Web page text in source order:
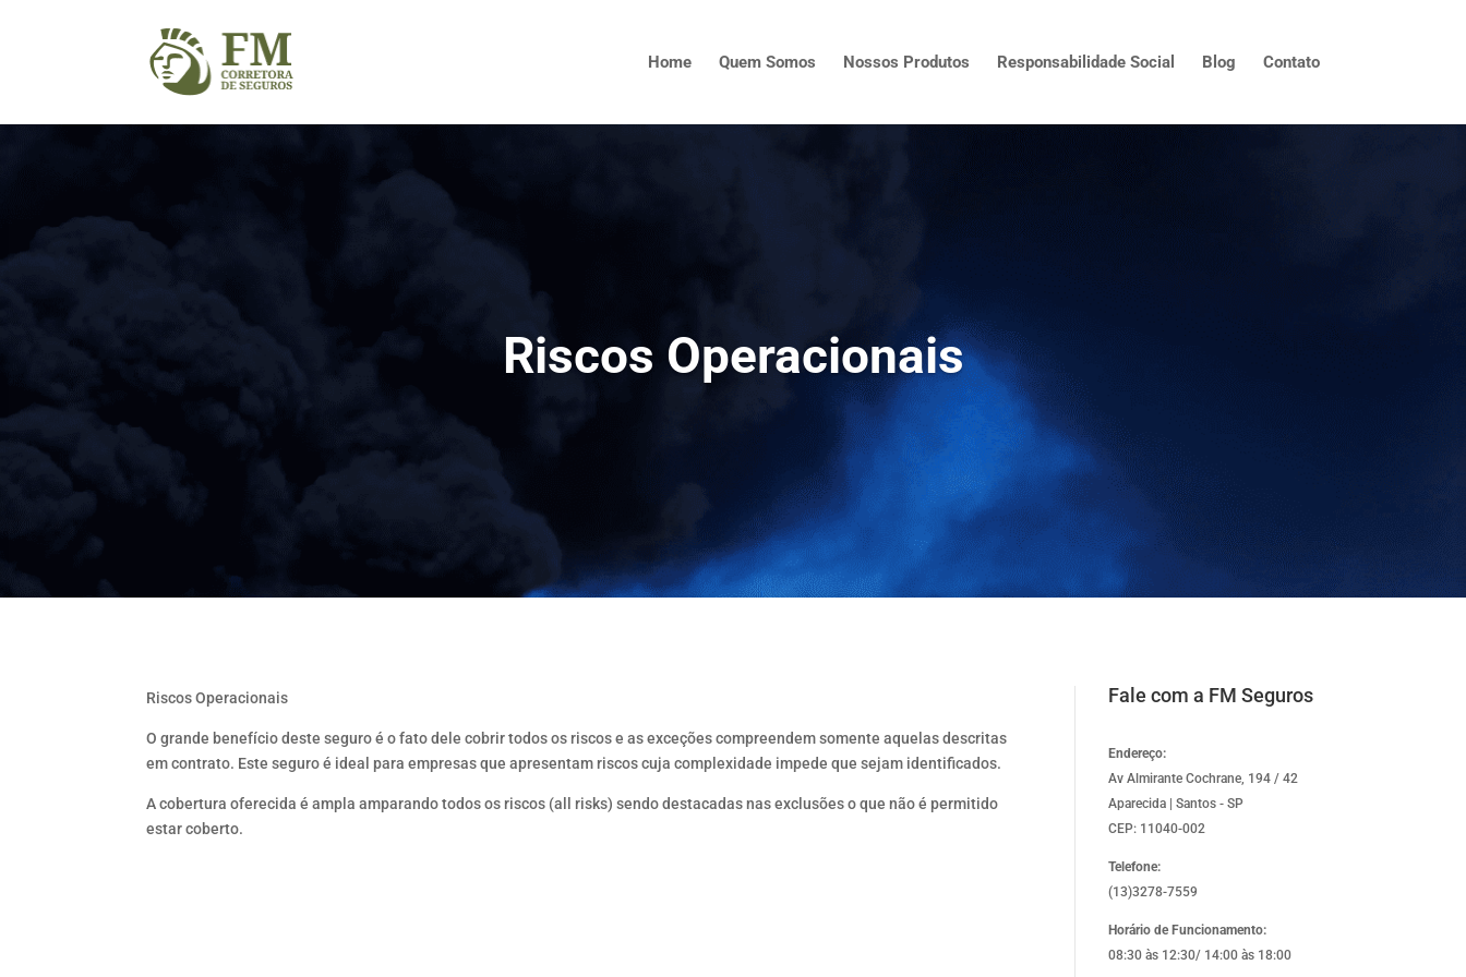
Home Quem Somos Nossos Produtos Responsabilidade Social Blog Contato
Riscos Operacionais
Riscos Operacionais
O grande benefício deste seguro é o fato dele cobrir todos os riscos e as exceções compreendem somente aquelas descritas
em contrato. Este seguro é ideal para empresas que apresentam riscos cuja complexidade impede que sejam identificados.
A cobertura oferecida é ampla amparando todos os riscos (all risks) sendo destacadas nas exclusões o que não é permitido
estar coberto.
Fale com a FM Seguros
Endereço:
Av Almirante Cochrane, 194 / 42
Aparecida | Santos - SP
CEP: 11040-002
Telefone:
(13)3278-7559
Horário de Funcionamento:
08:30 às 12:30/ 14:00 às 18:00